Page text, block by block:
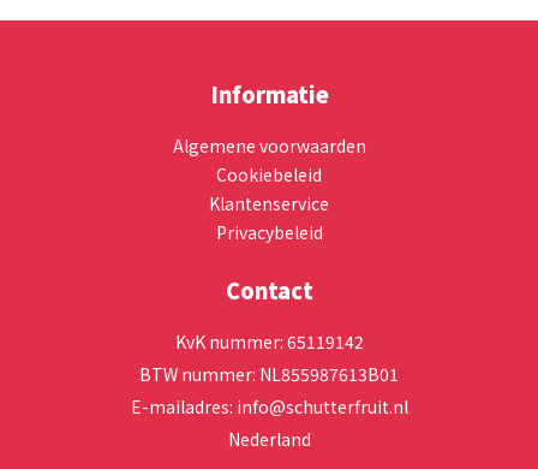
Informatie
Algemene voorwaarden
Cookiebeleid
Klantenservice
Privacybeleid
Contact
KvK nummer: 65119142
BTW nummer: NL855987613B01
E-mailadres: info@schutterfruit.nl
Nederland